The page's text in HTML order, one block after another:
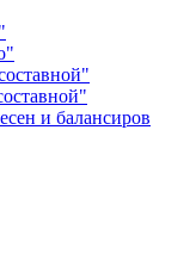
и балансиров